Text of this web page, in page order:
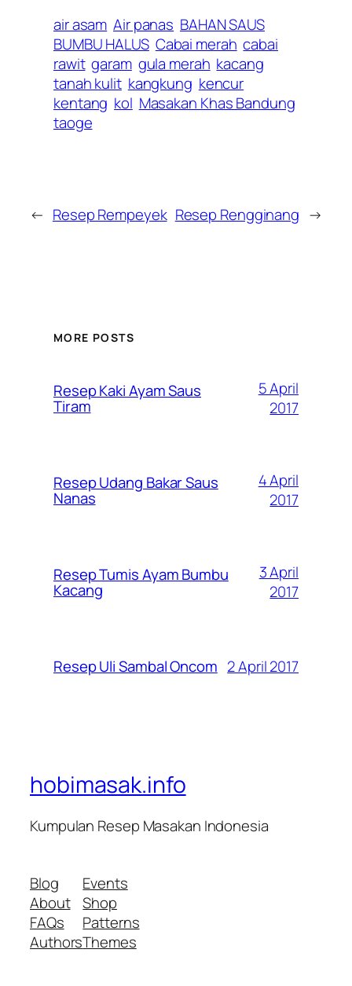
air asam Air panas BAHAN SAUS
BUMBU HALUS Cabai merah cabai
rawit garam gula merah kacang
tanah kulit kangkung kencur
kentang kol Masakan Khas Bandung
taoge
← Resep Rempeyek Resep Rengginang →
MORE POSTS
Resep Kaki Ayam Saus
Tiram
5 April
2017
Resep Udang Bakar Saus
Nanas
4 April
2017
Resep Tumis Ayam Bumbu
Kacang
3 April
2017
Resep Uli Sambal Oncom 2 April 2017
hobimasak.info
Kumpulan Resep Masakan Indonesia
Blog
About
FAQs
Authors
Events
Shop
Patterns
Themes